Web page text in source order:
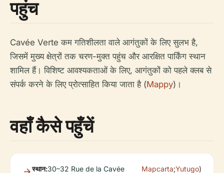
पहुंच
Cavée Verte कम गतिशीलता वाले आगंतुकों के लिए सुलभ है,
जिसमें मुख्य क्षेत्रों तक चरण-मुक्त पहुंच और आरक्षित पार्किंग स्थान
शामिल हैं। विशिष्ट आवश्यकताओं के लिए, आगंतुकों को पहले क्लब से
संपर्क करने के लिए प्रोत्साहित किया जाता है (Mappy)।
वहाँ कैसे पहुँचें
स्थान:30–32 Rue de la Cavée
Mapcarta;Yutugo)